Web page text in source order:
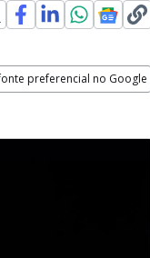
preferencial no Google